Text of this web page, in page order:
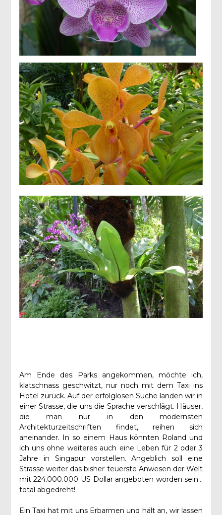
Am Ende des Parks angekommen, möchte ich,
klatschnass geschwitzt, nur noch mit dem Taxi ins
Hotel zurück. Auf der erfolglosen Suche landen wir in
einer Strasse, die uns die Sprache verschlägt. Häuser,
die man nur in den modernsten
Architekturzeitschriften findet, reihen sich
aneinander. In so einem Haus könnten Roland und
ich uns ohne weiteres auch eine Leben für 2 oder 3
Jahre in Singapur vorstellen. Angeblich soll eine
Strasse weiter das bisher teuerste Anwesen der Welt
mit 224.000.000 US Dollar angeboten worden sein…
total abgedreht!
Ein Taxi hat mit uns Erbarmen und hält an, wir lassen